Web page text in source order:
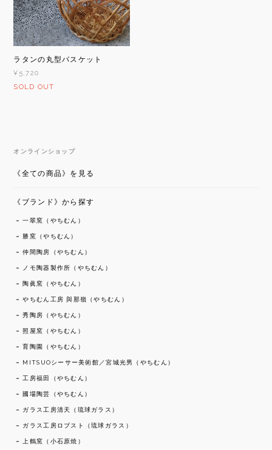
ラタンの丸型バスケット
¥5,720
SOLD OUT
オンラインショップ
《全ての商品》を見る
《ブランド》から探す
一翠窯（やちむん）
勝窯（やちむん）
仲間陶房（やちむん）
ノモ陶器製作所（やちむん）
陶眞窯（やちむん）
やちむん工房 與那嶺（やちむん）
秀陶房（やちむん）
照屋窯（やちむん）
育陶園（やちむん）
MITSUOシーサー美術館／宮城光男（やちむん）
工房福田（やちむん）
國場陶芸（やちむん）
ガラス工房清天（琉球ガラス）
ガラス工房ロブスト（琉球ガラス）
上鶴窯（小石原焼）